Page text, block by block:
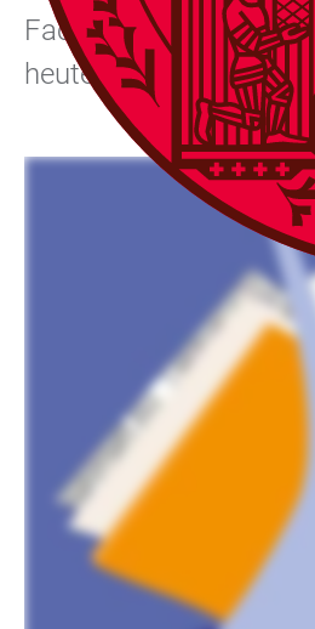
Fachdisziplinen,
heute und den